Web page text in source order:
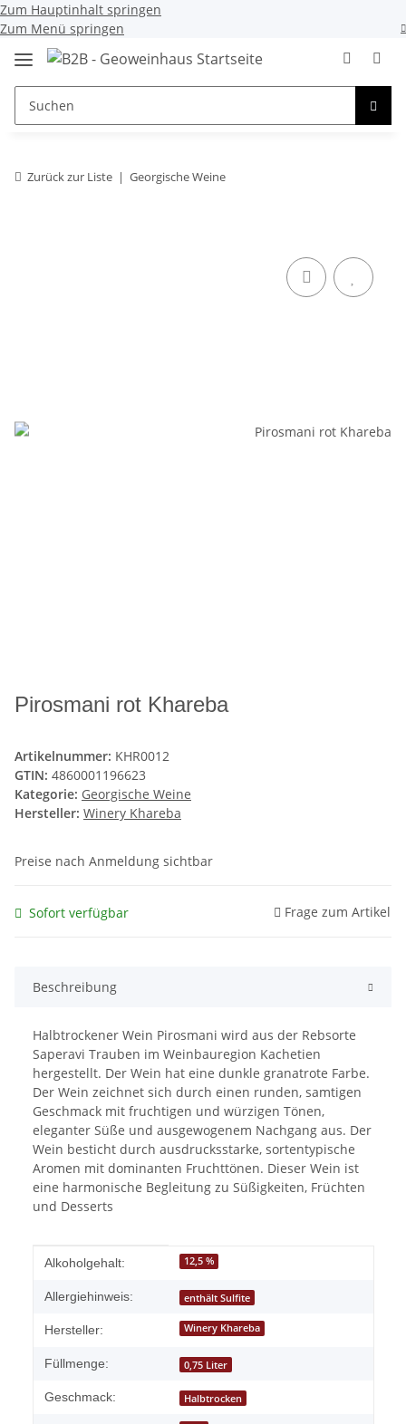
Zum Hauptinhalt springen
Zum Menü springen
Zurück zur Liste Georgische Weine
Pirosmani rot Khareba
Artikelnummer: KHR0012
GTIN: 4860001196623
Kategorie: Georgische Weine
Hersteller: Winery Khareba
Preise nach Anmeldung sichtbar
Sofort verfügbar Frage zum Artikel
Beschreibung
Halbtrockener Wein Pirosmani wird aus der Rebsorte
Saperavi Trauben im Weinbauregion Kachetien
hergestellt. Der Wein hat eine dunkle granatrote Farbe.
Der Wein zeichnet sich durch einen runden, samtigen
Geschmack mit fruchtigen und würzigen Tönen,
eleganter Süße und ausgewogenem Nachgang aus. Der
Wein besticht durch ausdrucksstarke, sortentypische
Aromen mit dominanten Fruchttönen. Dieser Wein ist
eine harmonische Begleitung zu Süßigkeiten, Früchten
und Desserts
Produkteigenschaft
Wert
Alkoholgehalt: 12,5 %
Allergiehinweis: enthält Sulfite
Hersteller: Winery Khareba
Füllmenge: 0,75 Liter
Geschmack: Halbtrocken